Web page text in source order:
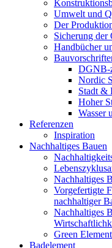
Umwelt und
Der
Sicherung der
Handbücher
DGNB-
Nordic
Stadt &
Hoher
Wasser
Referenzen
Inspiration
Nachhaltiges Bauen
Nachhaltiges
Vorgefertigte
nachhaltiger
Nachhaltiges
Green
Badelement